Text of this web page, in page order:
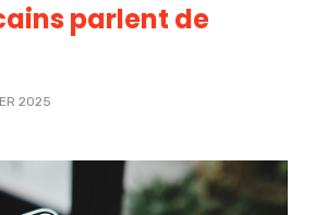
parlent de
2025